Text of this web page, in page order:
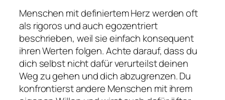
Menschen mit definiertem Herz werden oft
als rigoros und auch egozentriert
beschrieben, weil sie einfach konsequent
ihren Werten folgen. Achte darauf, dass du
dich selbst nicht dafür verurteilst deinen
Weg zu gehen und dich abzugrenzen. Du
konfrontierst andere Menschen mit ihrem